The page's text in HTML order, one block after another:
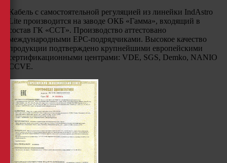
Кабель с самостоятельной регуляцией из линейки IndAstro
Lite производится на заводе ОКБ «Гамма», входящий в
состав ГК «ССТ». Производство аттестовано
международными EPC-подрядчиками. Высокое качество
продукции подтверждено крупнейшими европейскими
сертификационными центрами: VDE, SGS, Demko, NANIO
CCVE.